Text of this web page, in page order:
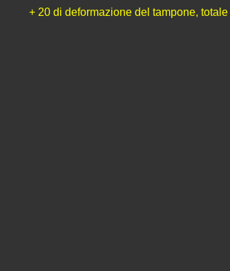
+ 20 di deformazione del tampone,